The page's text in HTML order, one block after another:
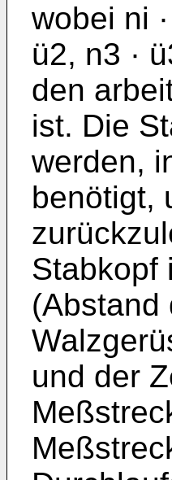
wobei ni
ü2, n3 ·
den
ist. Die
werden,
benötigt,
Stabkopf
(Abstand
und der